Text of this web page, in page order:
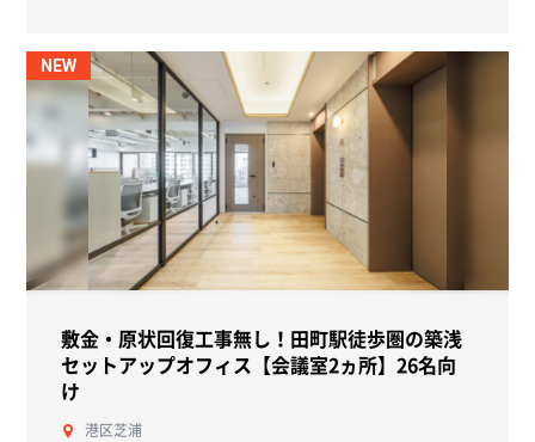
NEW
敷金・原状回復工事無し！田町駅徒歩圏の築浅
セットアップオフィス【会議室2ヵ所】26名向
け
港区芝浦